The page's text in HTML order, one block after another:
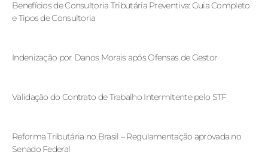
Benefícios de Consultoria Tributária Preventiva: Guia Completo
e Tipos de Consultoria
Indenização por Danos Morais após Ofensas de Gestor
Validação do Contrato de Trabalho Intermitente pelo STF
Reforma Tributária no Brasil – Regulamentação aprovada no
Senado Federal